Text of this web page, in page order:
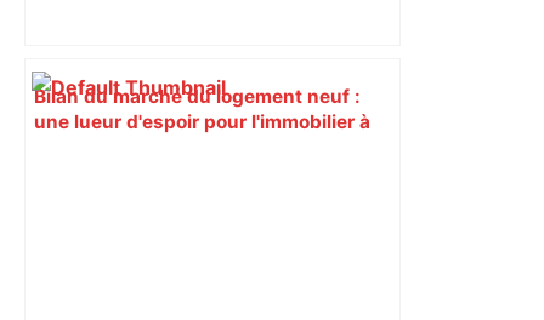
Bilan du marché du logement neuf :
une lueur d'espoir pour l'immobilier à